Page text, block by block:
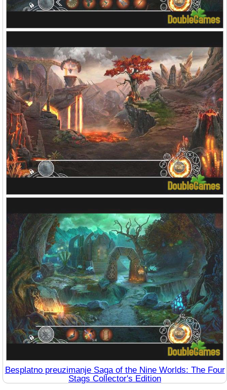
Besplatno preuzimanje Saga of the Nine Worlds: The Four
Stags Collector's Edition